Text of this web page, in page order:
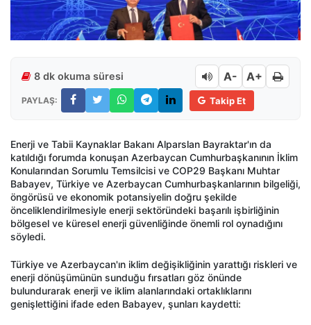
8 dk okuma süresi A- A+
PAYLAŞ: Takip Et
Enerji ve Tabii Kaynaklar Bakanı Alparslan Bayraktar'ın da
katıldığı forumda konuşan Azerbaycan Cumhurbaşkanının İklim
Konularından Sorumlu Temsilcisi ve COP29 Başkanı Muhtar
Babayev, Türkiye ve Azerbaycan Cumhurbaşkanlarının bilgeliği,
öngörüsü ve ekonomik potansiyelin doğru şekilde
önceliklendirilmesiyle enerji sektöründeki başarılı işbirliğinin
bölgesel ve küresel enerji güvenliğinde önemli rol oynadığını
söyledi.
Türkiye ve Azerbaycan'ın iklim değişikliğinin yarattığı riskleri ve
enerji dönüşümünün sunduğu fırsatları göz önünde
bulundurarak enerji ve iklim alanlarındaki ortaklıklarını
genişlettiğini ifade eden Babayev, şunları kaydetti: